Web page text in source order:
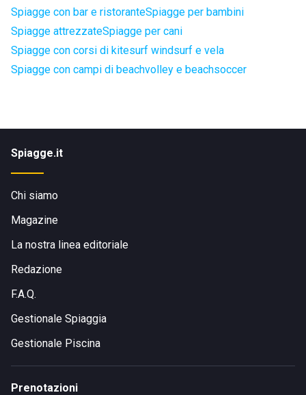
Spiagge con bar e ristoranteSpiagge per bambini
Spiagge attrezzateSpiagge per cani
Spiagge con corsi di kitesurf windsurf e vela
Spiagge con campi di beachvolley e beachsoccer
Spiagge.it
Chi siamo
Magazine
La nostra linea editoriale
Redazione
F.A.Q.
Gestionale Spiaggia
Gestionale Piscina
Prenotazioni